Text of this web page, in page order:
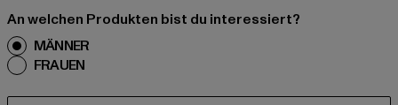
An welchen Produkten bist du interessiert?
MÄNNER
FRAUEN